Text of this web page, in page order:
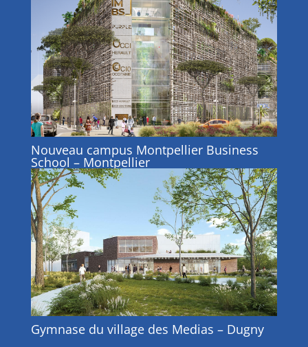
Nouveau campus Montpellier Business
School – Montpellier
Gymnase du village des Medias – Dugny